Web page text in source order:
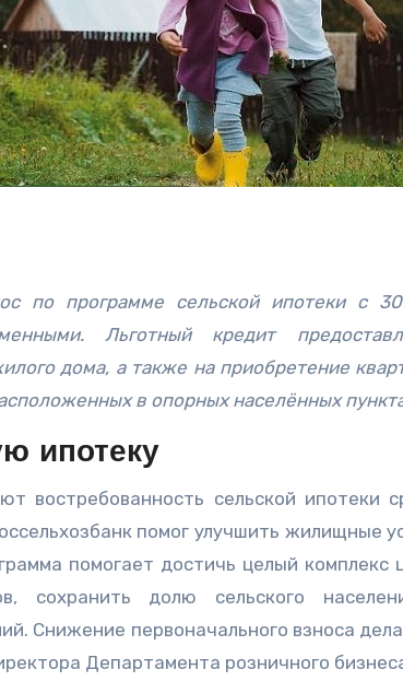
по программе сельской ипотеки с
Льготный кредит
дома, а также на приобретение
в опорных населённых
ипотеку
востребованность сельской ипотеки
помог улучшить жилищные
помогает достичь целый комплекс
сохранить долю сельского
Снижение первоначального взноса
Департамента розничного